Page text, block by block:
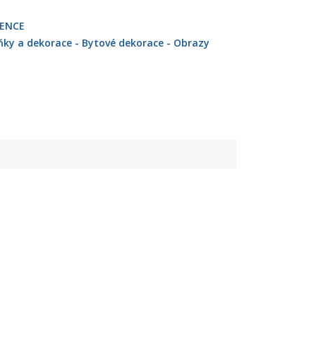
a dekorace - Bytové dekorace - Obrazy